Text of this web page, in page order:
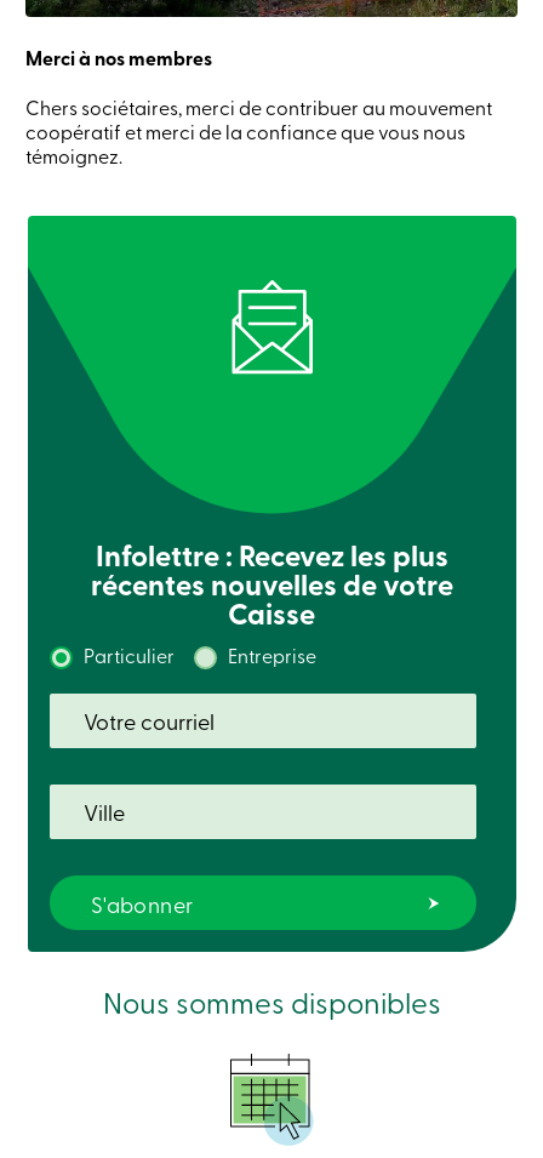
Merci à nos membres
Chers sociétaires, merci de contribuer au mouvement
coopératif et merci de la confiance que vous nous
témoignez.
Infolettre : Recevez les plus
récentes nouvelles de votre
Caisse
Particulier Entreprise
Nous sommes disponibles